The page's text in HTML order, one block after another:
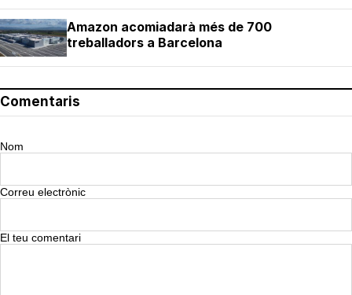
Amazon acomiadarà més de 700
treballadors a Barcelona
Comentaris
Nom
Correu electrònic
El teu comentari